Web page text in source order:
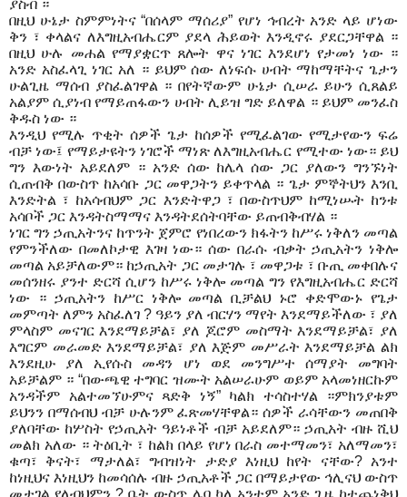
ያስብ ።
በዚህ ሁኔታ ስምምነትና “በሰላም ማሰሪያ” የሆነ ኅብረት አንድ ላይ ሆነው
ቅን ፣ ቀላልና ለእግዚአብሔርም ያደላ ሕይወት እንዲኖሩ ያደርጋቸዋል ።
በዚህ ሁሉ መሐል የማያቋርጥ ጸሎት ዋና ነገርእንደሆነ የታመነ ነው ።
አንድ አስፈላጊ ነገር አለ ። ይህም ሰው ለነፍሱ ሀብት ማከማቸትና ጌታን
ሁልጊዜ ማሰብ ያስፈልገዋል ። በየትኛውም ሁኔታ ሲሠራ ይሁን ሲጸልይ
አልያም ሲያነብ የማይጠፋውን ሀብት ሊይዝ ግድ ይለዋል ። ይህም መንፈስ
ቅዱስ ነው ።
እንዲህ የሚሉ ጥቂት ሰዎች ጌታ ከሰዎች የሚፈልገው የሚታየውን ፍሬ
ብቻ ነው፤ የማይታዩትን ነገሮች ማነጽለእግዚአብሔር የሚተው ነው። ይህ
ግን እውነት አይደለም ። አንድ ሰው ከሌላ ሰው ጋር ያለውን ግንኙነት
ሲጠብቅ በውስጥ ከአሳቡ ጋር መዋጋትን ይቀጥላል ። ጌታ ምኞትህን እንቢ
እንድትል ፣ ከአሳብህም ጋር እንድትዋጋ ፣ በውስጥህም ከሚነሡት ከንቱ
አሳቦች ጋር እንዳትስማማና እንዳትደሰትባቸው ይጠብቅብሃል ።
ነገር ግን ኃጢአትንና ከጥንት ጀምሮ የነበረውን ክፋትን ከሥሩ ነቅለን መጣል
የምንችለው በመለኮታዊ እገዛ ነው። ሰው በራሱ ብቃት ኃጢአትን ነቅሎ
መጣል አይቻለውም። ከኃጢአት ጋር መታገሉ ፣ መዋጋቱ ፣ ቡጢ መቀበሉና
መሰንዘሩ ያንተ ድርሻ ሲሆን ከሥሩ ነቅሎ መጣል ግን የእግዚአብሔር ድርሻ
ነው
። ኃጢአትን ከሥር ነቅሎ መጣልቢቻልህ ኑሮ ቀድሞውኑ የጌታ
መምጣት ለምን አስፈለገ ? ዓይን ያለ ብርሃን ማየት እንደማይችለው ፣ ያለ
ምላስም መናገር እንደማይቻል፣ ያለ ጆሮም መስማት እንደማይቻል፣ ያለ
እግርም መራመድ እንደማይቻል፣ ያለእጅም መሥራት እንደማይቻል ልክ
እንደዚሁ ያለ ኢየሱስ መዳን ሆነ ወደ መንግሥተ ሰማያት መግባት
አይቻልም ። “በውጫዊ ተግባር ዝሙት አልሠራሁም ወይም አላመነዘርኩም
አንዳችም አልተመኘሁምና ጻድቅ ነኝ” ካልክ ተሳስተሃል ።ምክንያቱም
ይህንን በማሰብህ ብቻ ሁሉንም ፈጽመሃቸዋል። ሰዎች ራሳቸውን መጠበቅ
ያለባቸው ከሦስት የኃጢአት ዓይነቶች ብቻ አይደለም። ኃጢአት ብዙ ሺህ
መልክ አለው ። ትዕቢት ፣ ከልክ በላይ የሆነ በራስ መተማመን፣ አለማመን፣
ቁጣ፣ ቅናት፣ ማታለል፣ግብዝነት ታድያ እነዚህ ከየት ናቸው? አንተ
ከነዚህና እነዚህን ከመሳሰሉ ብዙ ኃጢአቶች ጋር በማይታየው ኅሊናህ ውስጥ
መታገል የለብህምን ?ቤት ውስጥ ሌባ ካለ አንተም አንድ ጊዜ ከተጨነቅህ